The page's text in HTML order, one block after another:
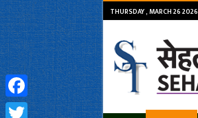
THURSDAY , MARCH 26 2026
Facebook